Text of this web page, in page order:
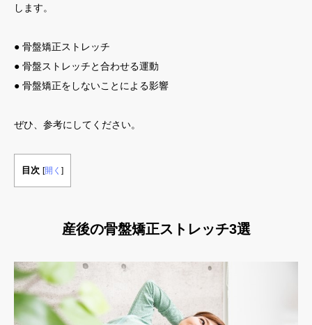
します。
● 骨盤矯正ストレッチ
● 骨盤ストレッチと合わせる運動
● 骨盤矯正をしないことによる影響
ぜひ、参考にしてください。
目次 [開く ]
産後の骨盤矯正ストレッチ3選